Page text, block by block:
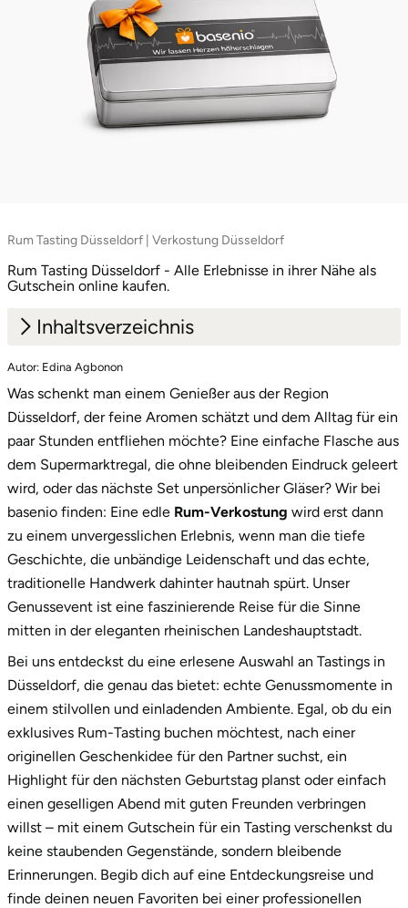
Rum Tasting Düsseldorf | Verkostung Düsseldorf
Rum Tasting Düsseldorf - Alle Erlebnisse in ihrer Nähe als
Gutschein online kaufen.
Inhaltsverzeichnis
1. Edle Tropfen, karibische Aromen in Düsseldorf
2. Unsere Rum-Vielfalt: Für jeden Geschmack
das passende Erlebnis
3. Ein Geschenk, das Eindruck macht: die
exklusive Box
4. Jetzt dein nächstes kulinarisches Abenteuer in
Düsseldorf starten!
Autor: Edina Agbonon
Was schenkt man einem Genießer aus der Region
Düsseldorf, der feine Aromen schätzt und dem Alltag für ein
paar Stunden entfliehen möchte? Eine einfache Flasche aus
dem Supermarktregal, die ohne bleibenden Eindruck geleert
wird, oder das nächste Set unpersönlicher Gläser? Wir bei
basenio finden: Eine edle Rum-Verkostung wird erst dann
zu einem unvergesslichen Erlebnis, wenn man die tiefe
Geschichte, die unbändige Leidenschaft und das echte,
traditionelle Handwerk dahinter hautnah spürt. Unser
Genussevent ist eine faszinierende Reise für die Sinne
mitten in der eleganten rheinischen Landeshauptstadt.
Bei uns entdeckst du eine erlesene Auswahl an Tastings in
Düsseldorf, die genau das bietet: echte Genussmomente in
einem stilvollen und einladenden Ambiente. Egal, ob du ein
exklusives Rum-Tasting buchen möchtest, nach einer
originellen Geschenkidee für den Partner suchst, ein
Highlight für den nächsten Geburtstag planst oder einfach
einen geselligen Abend mit guten Freunden verbringen
willst – mit einem Gutschein für ein Tasting verschenkst du
keine staubenden Gegenstände, sondern bleibende
Erinnerungen. Begib dich auf eine Entdeckungsreise und
finde deinen neuen Favoriten bei einer professionellen
Main-Kinzig-Kreis
Märkisch-Oderland
Mönchengladbach
München
Münster
Nagold
Neckarsulm
Nesselwang
Neumünster
Nidda
Nordwestmecklenburg
Nürnberg
Oberhavel